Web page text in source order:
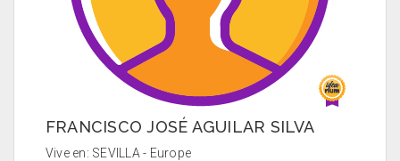
FRANCISCO JOSÉ AGUILAR SILVA
Vive en: SEVILLA - Europe